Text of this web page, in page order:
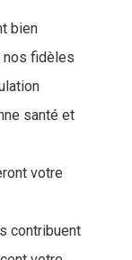
bien
nos fidèles
santé et
votre
contribuent